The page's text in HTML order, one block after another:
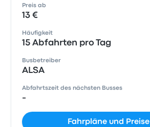
Preis ab
13 €
Häufigkeit
15 Abfahrten pro Tag
Busbetreiber
ALSA
Abfahrtszeit des nächsten Busses
-
Fahrpläne und Preise